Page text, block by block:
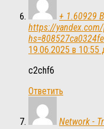
+ 1.60929
https://yandex.com/
19.06.2025 в 10:55
c2chf6
Ответить
Network -